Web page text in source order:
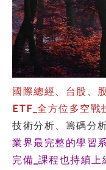
國際總經、台股、
ETF_全方位多空戰
技術分析、籌碼分
業界最完整的學習
完備_課程也持續